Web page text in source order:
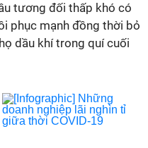
tương đối thấp khó có
phục mạnh đồng thời bỏ
dầu khí trong quí cuối